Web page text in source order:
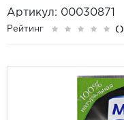
Артикул: 00030871
Рейтинг ()